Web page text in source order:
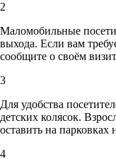
2
Маломобильные
выхода. Если вам
сообщите о своём
3
Для удобства
детских колясок.
оставить на
4